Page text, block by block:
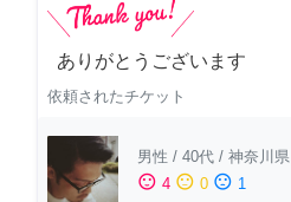
ありがとうございます
依頼されたチケット
男性 / 40代 / 神奈川県
sentiment_satisfied 4 sentiment_neutral 0 sentiment_dissatisfied 1